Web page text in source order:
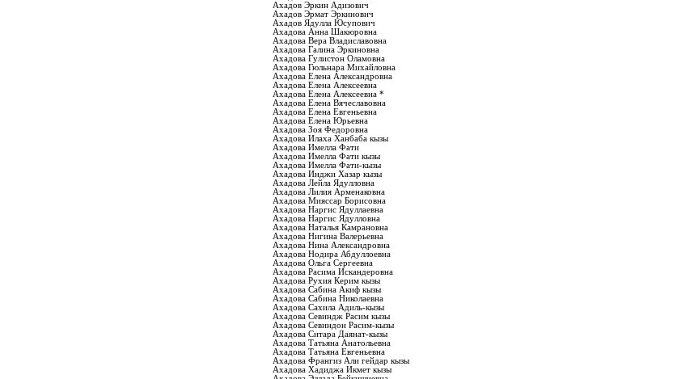
Ахадов Эркин Адизович
Ахадов Эрмат Эркинович
Ахадов Ядулла Юсупович
Ахадова Анна Шакюровна
Ахадова Вера Владиславовна
Ахадова Галина Эркиновна
Ахадова Гулистон Оламовна
Ахадова Гюльнара Михайловна
Ахадова Елена Александровна
Ахадова Елена Алексеевна
Ахадова Елена Алексеевна *
Ахадова Елена Вячеславовна
Ахадова Елена Евгеньевна
Ахадова Елена Юрьевна
Ахадова Зоя Федоровна
Ахадова Илаха Ханбаба кызы
Ахадова Имелла Фати
Ахадова Имелла Фати кызы
Ахадова Имелла Фати-кызы
Ахадова Инджи Хазар кызы
Ахадова Лейла Ядулловна
Ахадова Лилия Арменаковна
Ахадова Мияссар Борисовна
Ахадова Наргис Ядуллаевна
Ахадова Наргис Ядулловна
Ахадова Наталья Камрановна
Ахадова Нигина Валерьевна
Ахадова Нина Александровна
Ахадова Нодира Абдуллоевна
Ахадова Ольга Сергеевна
Ахадова Расима Искандеровна
Ахадова Рухия Керим кызы
Ахадова Сабина Акиф кызы
Ахадова Сабина Николаевна
Ахадова Сахила Адиль-кызы
Ахадова Севиндж Расим кызы
Ахадова Севиндон Расим-кызы
Ахадова Ситара Даянат-кызы
Ахадова Татьяна Анатольевна
Ахадова Татьяна Евгеньевна
Ахадова Франгиз Али гейдар кызы
Ахадова Хадиджа Икмет кызы